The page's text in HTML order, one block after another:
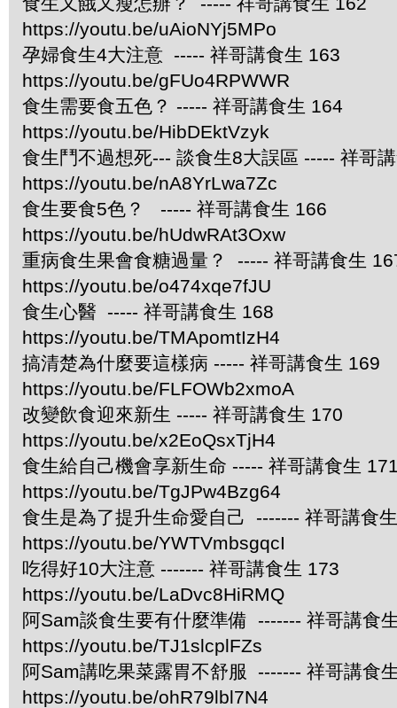
https://youtu.be/uAioNYj5MPo
孕婦食生4大注意 ----- 祥哥講食生 163
https://youtu.be/gFUo4RPWWR
食生需要食五色？ ----- 祥哥講食生 164
https://youtu.be/HibDEktVzyk
食生鬥不過想死--- 談食生8大誤區 ----- 祥哥
https://youtu.be/nA8YrLwa7Zc
食生要食5色？ ----- 祥哥講食生 166
https://youtu.be/hUdwRAt3Oxw
重病食生果會食糖過量？ ----- 祥哥講食生
https://youtu.be/o474xqe7fJU
食生心醫 ----- 祥哥講食生 168
https://youtu.be/TMApomtIzH4
搞清楚為什麼要這樣病 ----- 祥哥講食生 169
https://youtu.be/FLFOWb2xmoA
改變飲食迎來新生 ----- 祥哥講食生 170
https://youtu.be/x2EoQsxTjH4
食生給自己機會享新生命 ----- 祥哥講食生
https://youtu.be/TgJPw4Bzg64
食生是為了提升生命愛自己 ------- 祥哥講食
https://youtu.be/YWTVmbsgqcI
吃得好10大注意 ------- 祥哥講食生 173
https://youtu.be/LaDvc8HiRMQ
阿Sam談食生要有什麼準備 ------- 祥哥講食
https://youtu.be/TJ1slcplFZs
阿Sam講吃果菜露胃不舒服 ------- 祥哥講食
https://youtu.be/ohR79lbl7N4